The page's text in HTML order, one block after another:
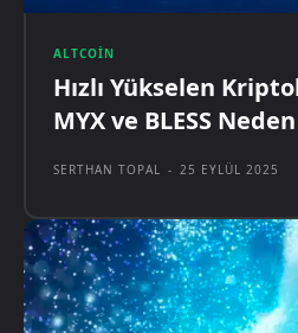
ALTCOIN
Hızlı Yükselen
MYX ve BLESS
SERTHAN TOPAL - 25 EYLÜL 2025